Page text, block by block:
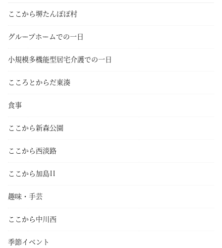
ここから堺たんぽぽ村
グループホームでの一日
小規模多機能型居宅介護での一日
こころとからだ東湊
食事
ここから新森公園
ここから西淡路
ここから加島II
趣味・手芸
ここから中川西
季節イベント